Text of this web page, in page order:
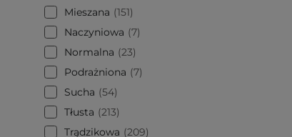
Mieszana
151
Naczyniowa
7
Normalna
23
Podrażniona
7
Sucha
54
Tłusta
213
Trądzikowa
209